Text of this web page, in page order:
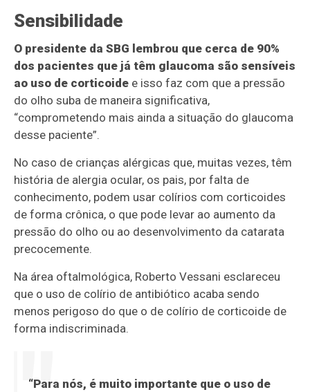
Sensibilidade
O presidente da SBG lembrou que cerca de 90%
dos pacientes que já têm glaucoma são sensíveis
ao uso de corticoide e isso faz com que a pressão
do olho suba de maneira significativa,
“comprometendo mais ainda a situação do glaucoma
desse paciente”.
No caso de crianças alérgicas que, muitas vezes, têm
história de alergia ocular, os pais, por falta de
conhecimento, podem usar colírios com corticoides
de forma crônica, o que pode levar ao aumento da
pressão do olho ou ao desenvolvimento da catarata
precocemente.
Na área oftalmológica, Roberto Vessani esclareceu
que o uso de colírio de antibiótico acaba sendo
menos perigoso do que o de colírio de corticoide de
forma indiscriminada.
“Para nós, é muito importante que o uso de